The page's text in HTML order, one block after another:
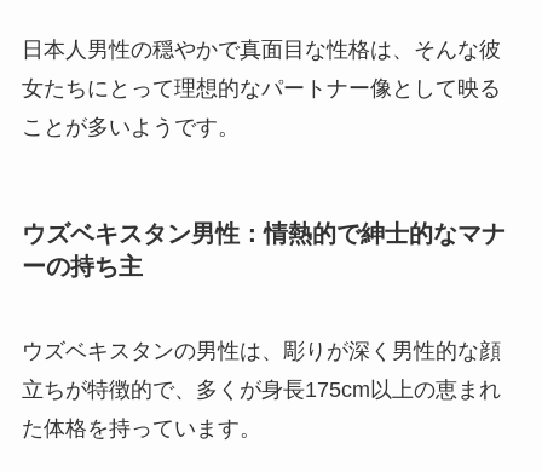
日本人男性の穏やかで真面目な性格は、そんな彼
女たちにとって理想的なパートナー像として映る
ことが多いようです。
ウズベキスタン男性：情熱的で紳士的なマナ
ーの持ち主
ウズベキスタンの男性は、彫りが深く男性的な顔
立ちが特徴的で、多くが身長175cm以上の恵まれ
た体格を持っています。